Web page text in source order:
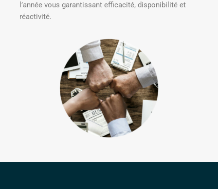
l’année vous garantissant efficacité, disponibilité et
réactivité.